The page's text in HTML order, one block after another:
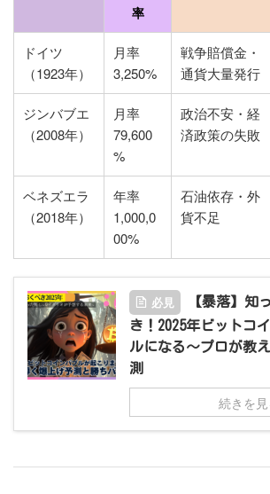
率
ドイツ
（1923年）
月率
3,250%
戦争賠償金・
通貨大量発行
ジンバブエ
（2008年）
月率
79,600
%
政治不安・経
済政策の失敗
ベネズエラ
（2018年）
年率
1,000,0
00%
石油依存・外
貨不足
必見
【暴落】知
き！2025年ビットコ
ルになる〜プロが教
測
続きを見